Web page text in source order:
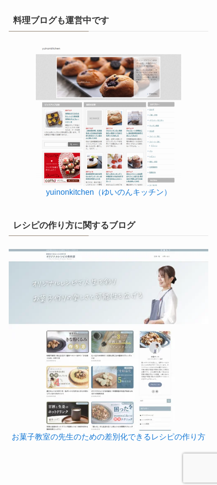
料理ブログも運営中です
yuinonkitchen（ゆいのんキッチン）
レシピの作り方に関するブログ
お菓子教室の先生のための差別化できるレシピの作り方